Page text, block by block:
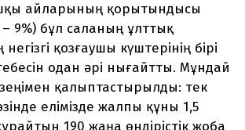
айларының қорытындысы
9%) бұл саланың ұлттық
қозғаушы күштерінің бірі
одан әрі нығайтты. Мұндай
қалыптастырылды: тек
елімізде жалпы құны 1,5
190 жаңа өндірістік жоба